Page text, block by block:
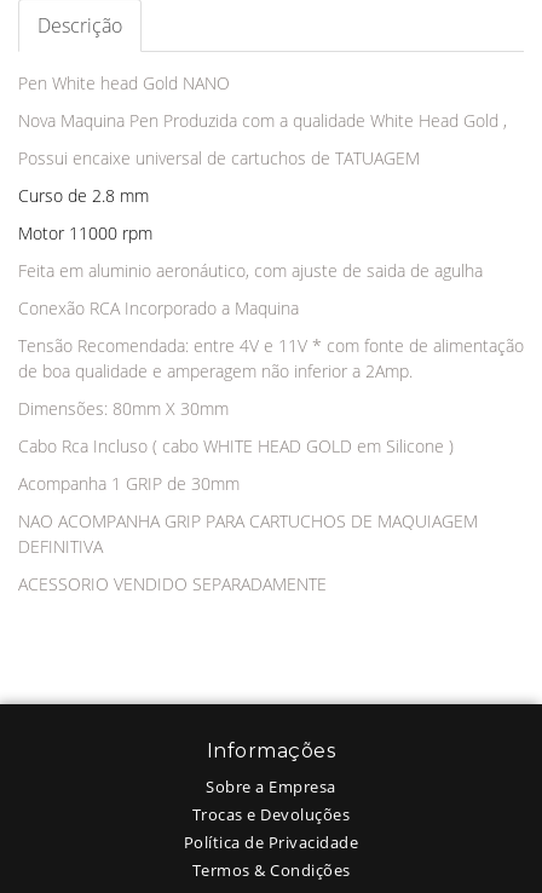
Descrição
Pen White head Gold NANO
Nova Maquina Pen Produzida com a qualidade White Head Gold ,
Possui encaixe universal de cartuchos de TATUAGEM
Curso de 2.8 mm
Motor 11000 rpm
Feita em aluminio aeronáutico, com ajuste de saida de agulha
Conexão RCA Incorporado a Maquina
Tensão Recomendada: entre 4V e 11V * com fonte de alimentação
de boa qualidade e amperagem não inferior a 2Amp.
Dimensões: 80mm X 30mm
Cabo Rca Incluso ( cabo WHITE HEAD GOLD em Silicone )
Acompanha 1 GRIP de 30mm
NAO ACOMPANHA GRIP PARA CARTUCHOS DE MAQUIAGEM
DEFINITIVA
ACESSORIO VENDIDO SEPARADAMENTE
Informações
Sobre a Empresa
Trocas e Devoluções
Política de Privacidade
Termos & Condições